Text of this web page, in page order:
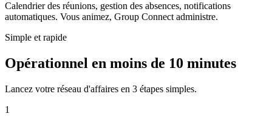
Calendrier des réunions, gestion des absences, notifications
automatiques. Vous animez, Group Connect administre.
Simple et rapide
Opérationnel en moins de 10 minutes
Lancez votre réseau d'affaires en 3 étapes simples.
1